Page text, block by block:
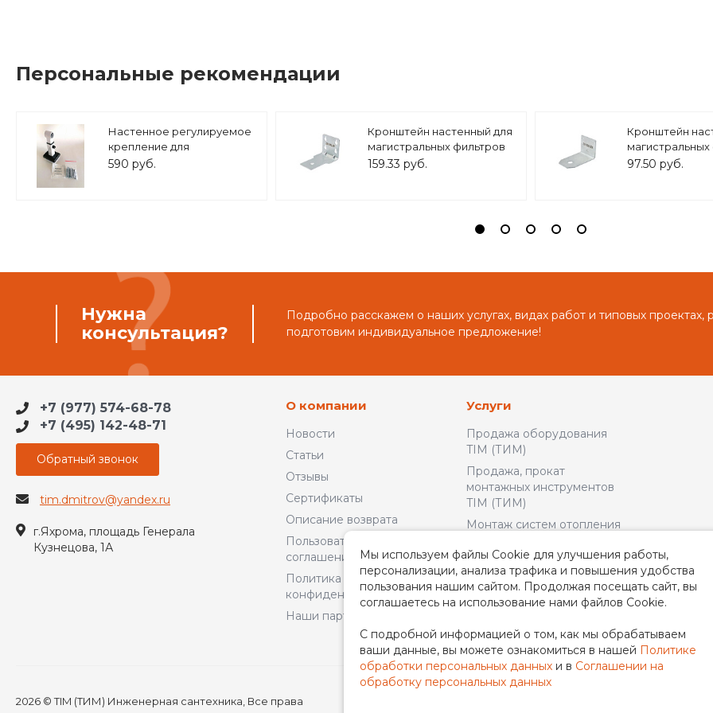
Персональные рекомендации
Настенное регулируемое
крепление для
расширительного бака (8-
590 руб.
Кронштейн настенный для
магистральных фильтров
10 BB/ 20BB, арт.ZSm.2002
159.33 руб.
Кронштейн
10 SL,
97.50 руб.
Нужна
консультация?
Подробно расскажем о наших услугах, видах работ и типовых проектах,
подготовим индивидуальное предложение!
+7 (977) 574-68-78
+7 (495) 142-48-71
Обратный звонок
tim.dmitrov@yandex.ru
г.Яхрома, площадь Генерала
Кузнецова, 1А
О компании
Новости
Статьи
Отзывы
Сертификаты
Описание возврата
Пользовательское
соглашение
Политика
конфиденциальности
Наши партнеры
Услуги
Продажа оборудования
TIM (ТИМ)
Продажа, прокат
монтажных инструментов
TIM (ТИМ)
Монтаж систем отопления
Доставка и Оплата
2026 © TIM (ТИМ) Инженерная сантехника, Все права
Мы используем файлы Cookie для улучшения работы,
персонализации, анализа трафика и повышения удобства
пользования нашим сайтом. Продолжая посещать сайт, вы
соглашаетесь на использование нами файлов Cookie.
С подробной информацией о том, как мы обрабатываем
ваши данные, вы можете ознакомиться в нашей Политике
обработки персональных данных и в Соглашении на
обработку персональных данных